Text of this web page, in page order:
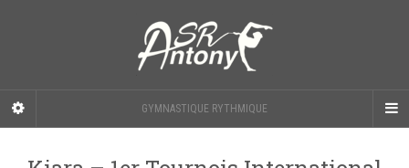
GYMNASTIQUE RYTHMIQUE